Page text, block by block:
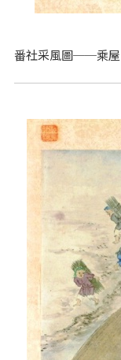
番社采風圖──乘屋